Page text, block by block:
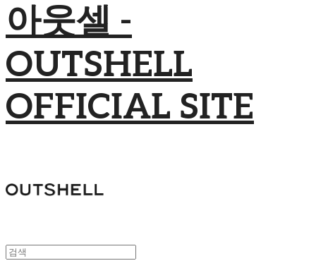
아웃셀 -
OUTSHELL
OFFICIAL SITE